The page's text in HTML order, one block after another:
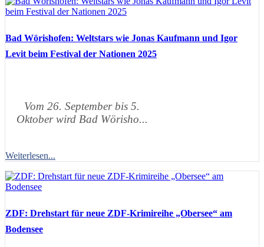
Bad Wörishofen: Weltstars wie Jonas Kaufmann und Igor
Levit beim Festival der Nationen 2025
Vom 26. September bis 5.
Oktober wird Bad Wörisho...
Weiterlesen...
ZDF: Drehstart für neue ZDF-Krimireihe „Obersee“ am
Bodensee